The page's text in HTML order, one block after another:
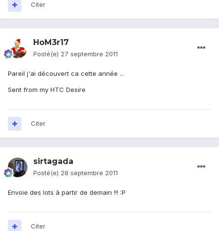
Citer
HoM3r17
Posté(e) 27 septembre 2011
Pareil j'ai découvert ca cette année ...
Sent from my HTC Desire
Citer
sirtagada
Posté(e) 28 septembre 2011
Envoie des lots à partir de demain !!! :P
Citer